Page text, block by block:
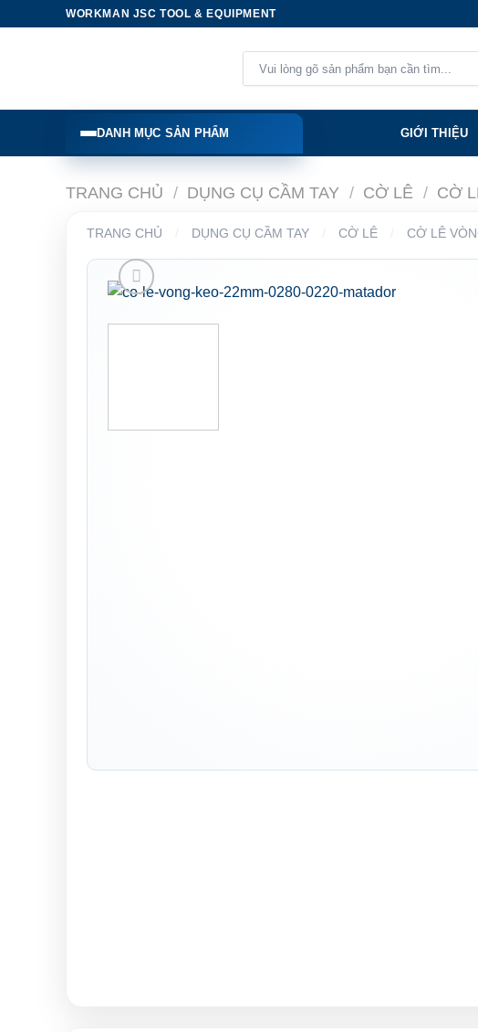
WORKMAN JSC TOOL & EQUIPMENT
kiếm:
DANH MỤC SẢN PHẨM GIỚI THIỆU
TRANG CHỦ / DỤNG CỤ CẦM TAY / CỜ LÊ / CỜ
TRANG CHỦ DỤNG CỤ CẦM TAY CỜ LÊ CỜ LÊ